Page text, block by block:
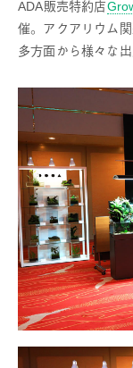
ADA販売特約店
催。アクアリウム
多方面から様々な